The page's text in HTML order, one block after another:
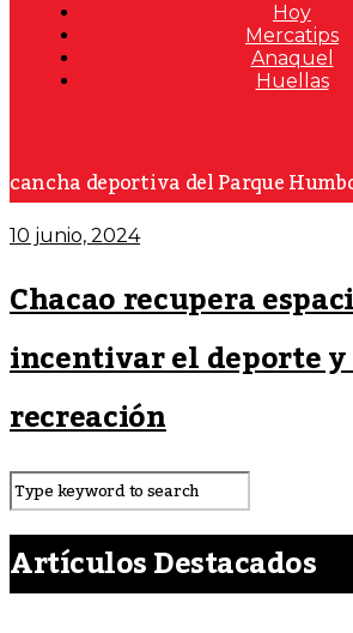
Hoy
Mercatips
Anaquel
Huellas
cancha deportiva del Parque
10 junio, 2024
Chacao recupera
incentivar el deporte
recreación
Artículos Destacados